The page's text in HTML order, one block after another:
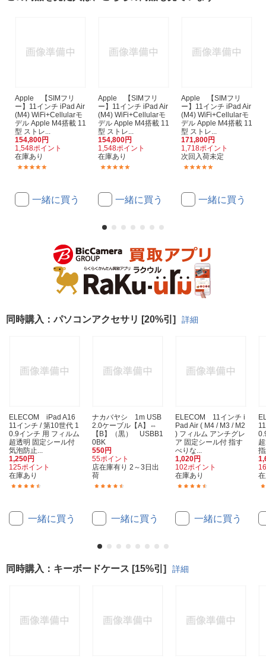
Apple 【SIMフリ
ー】11インチ iPad Air
(M4) WiFi+Cellularモ
デル Apple M4搭載 11
型 ストレ...
154,800円
1,548ポイント
在庫あり
一緒に買う
Apple 【SIMフリ
ー】11インチ iPad Air
(M4) WiFi+Cellularモ
デル Apple M4搭載 11
型 ストレ...
154,800円
1,548ポイント
在庫あり
一緒に買う
Apple 【SIMフリ
ー】11インチ iPad Air
(M4) WiFi+Cellularモ
デル Apple M4搭載 11
型 ストレ...
171,800円
1,718ポイント
次回入荷未定
一緒に買う
同時購入：パソコンアクセサリ [20%引] 詳細
ELECOM iPad A16
11インチ / 第10世代 1
0.9インチ 用 フィルム
超透明 固定シール付
気泡防止...
1,250円
125ポイント
在庫あり
一緒に買う
ナカバヤシ 1m USB
2.0ケーブル【A】⇔
【B】（黒） USBB1
0BK
550円
55ポイント
店在庫有り 2～3日出
荷
一緒に買う
ELECOM 11インチ i
Pad Air ( M4 / M3 / M2
) フィルム アンチグレ
ア 固定シール付 指す
べりな...
1,020円
102ポイント
在庫あり
一緒に買う
同時購入：キーボードケース [15%引] 詳細